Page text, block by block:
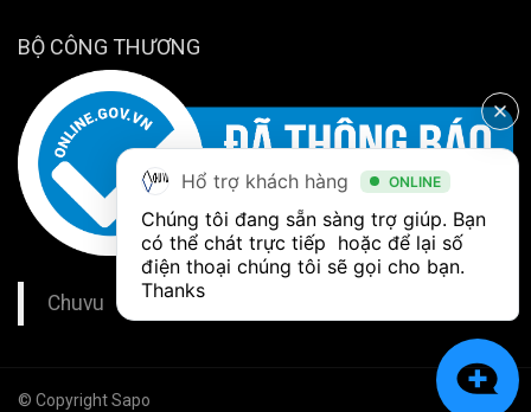
BỘ CÔNG THƯƠNG
Chuvu
© Copyright Sapo
Hổ trợ khách hàng ONLINE
Chúng tôi đang sẵn sàng trợ giúp. Bạn
có thể chát trực tiếp  hoặc để lại số
điện thoại chúng tôi sẽ gọi cho bạn.
Thanks